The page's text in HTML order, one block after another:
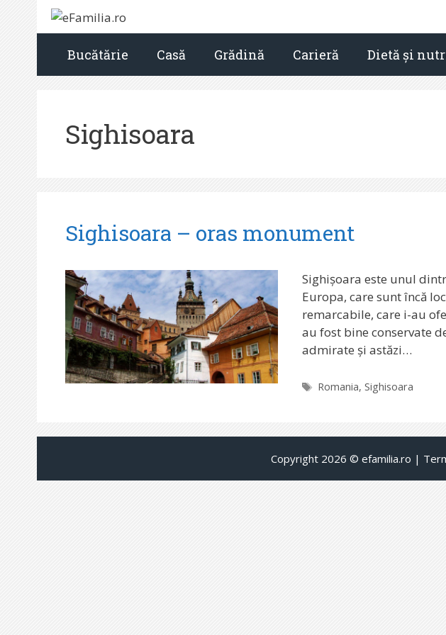
Bucătărie Casă Grădină Carieră Dietă și
Sighisoara
Sighisoara – oras monument
Sighișoara este unul
Europa, care sunt încă
remarcabile, care i-au
au fost bine conservate
admirate și astăzi…
Etichete
Romania, Sighisoara
Copyright 2026 © efamilia.ro |